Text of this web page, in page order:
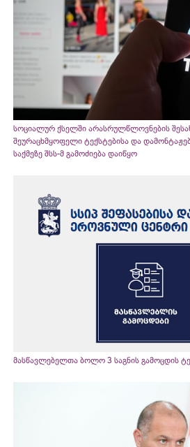
სოციალურ ქსელში არასრულწლოვნების
შეურაცხმყოფელი ტექსტებისა და
საქმეზე შსს-მ გამოძიება დაიწყო
მასწავლებელთა ბოლო 3 საგნის გამოცდის